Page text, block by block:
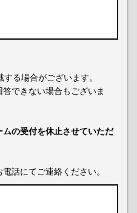
する場合がございます。
できない場合もございま
の受付を休止させていただ
話にてご連絡ください。